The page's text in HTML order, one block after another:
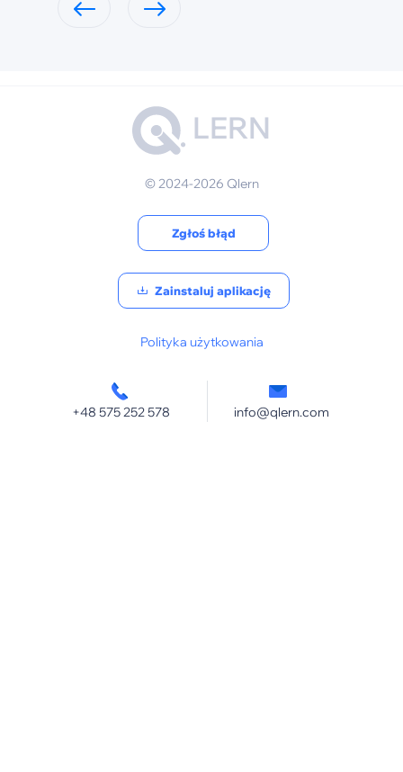
Zgłoś błąd
Zainstaluj aplikację
Polityka użytkowania
LERN
© 2024-2026 Qlern
+48 575 252 578 info@qlern.com